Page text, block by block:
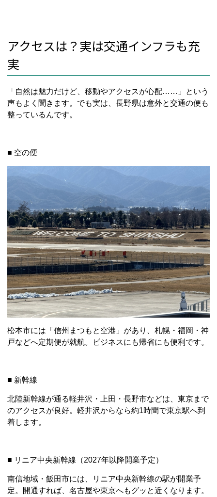
アクセスは？実は交通インフラも充
実
「自然は魅力だけど、移動やアクセスが心配……」という
声もよく聞きます。でも実は、長野県は意外と交通の便も
整っているんです。
■ 空の便
松本市には「信州まつもと空港」があり、札幌・福岡・神
戸などへ定期便が就航。ビジネスにも帰省にも便利です。
■ 新幹線
北陸新幹線が通る軽井沢・上田・長野市などは、東京まで
のアクセスが良好。軽井沢からなら約1時間で東京駅へ到
着します。
■ リニア中央新幹線（2027年以降開業予定）
南信地域・飯田市には、リニア中央新幹線の駅が開業予
定。開通すれば、名古屋や東京へもグッと近くなります。